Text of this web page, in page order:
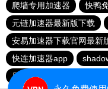
爬墙专用加速器
快鸭
元链加速器最新版下载
安易加速器下载官网最新
快连加速器app
原子加速器app下载官网最